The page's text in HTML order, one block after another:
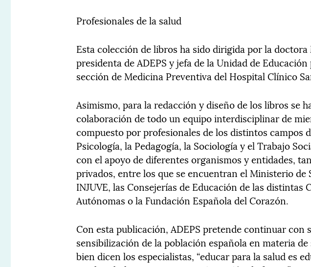
Profesionales de la salud
Esta colección de libros ha sido dirigida por la doctora
presidenta de ADEPS y jefa de la Unidad de
sección de Medicina Preventiva del Hospital Clínico
Asimismo, para la redacción y diseño de los libros se
colaboración de todo un equipo interdisciplinar de
compuesto por profesionales de los distintos campos
Psicología, la Pedagogía, la Sociología y el Trabajo
con el apoyo de diferentes organismos y entidades,
privados, entre los que se encuentran el Ministerio de
INJUVE, las Consejerías de Educación de las distintas
Autónomas o la Fundación Española del Corazón.
Con esta publicación, ADEPS pretende continuar con
sensibilización de la población española en materia
bien dicen los especialistas, “educar para la salud es